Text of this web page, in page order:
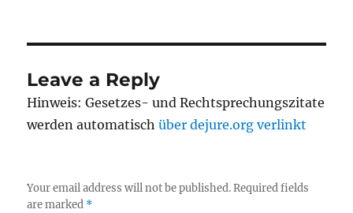
Leave a Reply
Hinweis: Gesetzes- und Rechtsprechungszitate
werden automatischüber dejure.org verlinkt
Your email address will not be published. Required fields
are marked *